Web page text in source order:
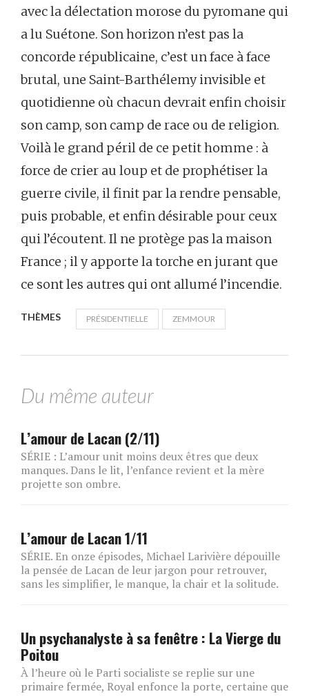
avec la délectation morose du pyromane qui
a lu Suétone. Son horizon n’est pas la
concorde républicaine, c’est un face à face
brutal, une Saint-Barthélemy invisible et
quotidienne où chacun devrait enfin choisir
son camp, son camp de race ou de religion.
Voilà le grand péril de ce petit homme : à
force de crier au loup et de prophétiser la
guerre civile, il finit par la rendre pensable,
puis probable, et enfin désirable pour ceux
qui l’écoutent. Il ne protège pas la maison
France ; il y apporte la torche en jurant que
ce sont les autres qui ont allumé l’incendie.
THÈMES PRÉSIDENTIELLE ZEMMOUR
Du même auteur
L’amour de Lacan (2/11)
SÉRIE : L’amour unit moins deux êtres que deux
manques. Dans le lit, l’enfance revient et la mère
projette son ombre.
L’amour de Lacan 1/11
SÉRIE. En onze épisodes, Michael Larivière dépouille
la pensée de Lacan de leur jargon pour retrouver,
sans les simplifier, le manque, la chair et la solitude.
Un psychanalyste à sa fenêtre : La Vierge du
Poitou
À l’heure où le Parti socialiste se replie sur une
primaire fermée, Royal enfonce la porte, certaine que